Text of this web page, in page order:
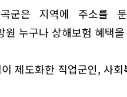
군은 지역에 주소를 둔
원 누구나 상해보험 혜택
제도화한 직업군인, 사